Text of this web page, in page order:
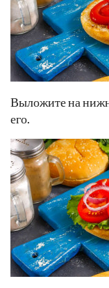
Выложите на
его.